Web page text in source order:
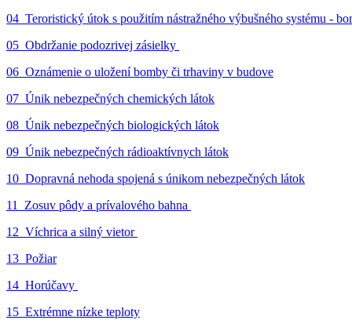
04_Teroristický útok s použitím nástražného výbušného systému -
05_Obdržanie podozrivej zásielky
06_Oznámenie o uložení bomby či trhaviny v budove
07_Únik nebezpečných chemických látok
08_Únik nebezpečných biologických látok
09_Únik nebezpečných rádioaktívnych látok
10_Dopravná nehoda spojená s únikom nebezpečných látok
11_Zosuv pôdy a prívalového bahna
12_Víchrica a silný vietor
13_Požiar
14_Horúčavy
15_Extrémne nízke teploty